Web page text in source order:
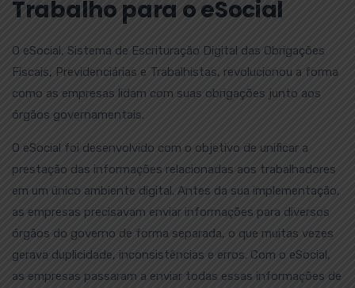
Trabalho para o eSocial
O eSocial, Sistema de Escrituração Digital das Obrigações
Fiscais, Previdenciárias e Trabalhistas, revolucionou a forma
como as empresas lidam com suas obrigações junto aos
órgãos governamentais.
O eSocial foi desenvolvido com o objetivo de unificar a
prestação das informações relacionadas aos trabalhadores
em um único ambiente digital. Antes da sua implementação,
as empresas precisavam enviar informações para diversos
órgãos do governo de forma separada, o que muitas vezes
gerava duplicidade, inconsistências e erros. Com o eSocial,
as empresas passaram a enviar todas essas informações de